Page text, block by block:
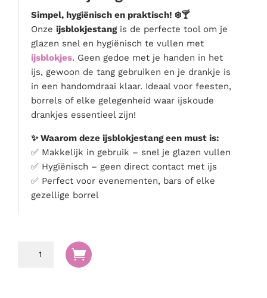
Serveer materialen
Servies & bestek
Speciale effecten
Stroom
Tafel accessoires
Tenten & parasols
Veiligheid, hygiëne & afvalverwerking
Simpel, hygiënisch en praktisch! ❄️🍸
Onze ijsblokjestangis de perfecte tool om je
glazen snel en hygiënisch te vullen met
ijsblokjes. Geen gedoe met je handen in het
ijs, gewoon de tang gebruiken en je drankje is
in een handomdraai klaar. Ideaal voor feesten,
borrels of elke gelegenheid waar ijskoude
drankjes essentieel zijn!
✨ Waarom deze ijsblokjestang een must is:
✅ Makkelijk in gebruik – snel je glazen vullen
✅ Hygiënisch – geen direct contact met ijs
✅ Perfect voor evenementen, bars of elke
gezellige borrel
